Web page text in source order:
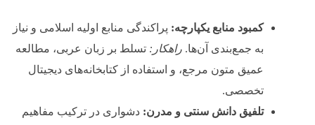
کمبود منابع یکپارچه: پراکندگی منابع اولیه اسلامی و نیاز
به جمع‌بندی آن‌ها. راهکار: تسلط بر زبان عربی، مطالعه
عمیق متون مرجع، و استفاده از کتابخانه‌های دیجیتال
تخصصی.
تلفیق دانش سنتی و مدرن: دشواری در ترکیب مفاهیم